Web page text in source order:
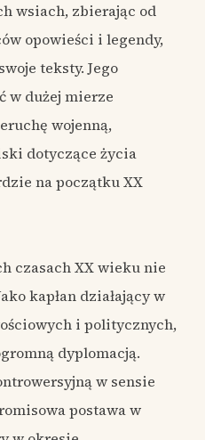
wsiach, zbierając od
opowieści i legendy,
teksty. Jego
w dużej mierze
wojenną,
dotyczące życia
na początku XX
czasach XX wieku nie
kapłan działający w
i politycznych,
dyplomacją.
w sensie
postawa w